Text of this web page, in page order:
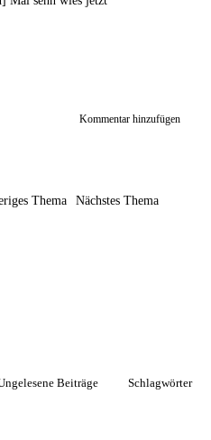
Kommentar hinzufügen
Thema Nächstes Thema
Beiträge Schlagwörter